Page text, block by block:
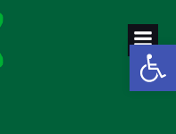
Abrir